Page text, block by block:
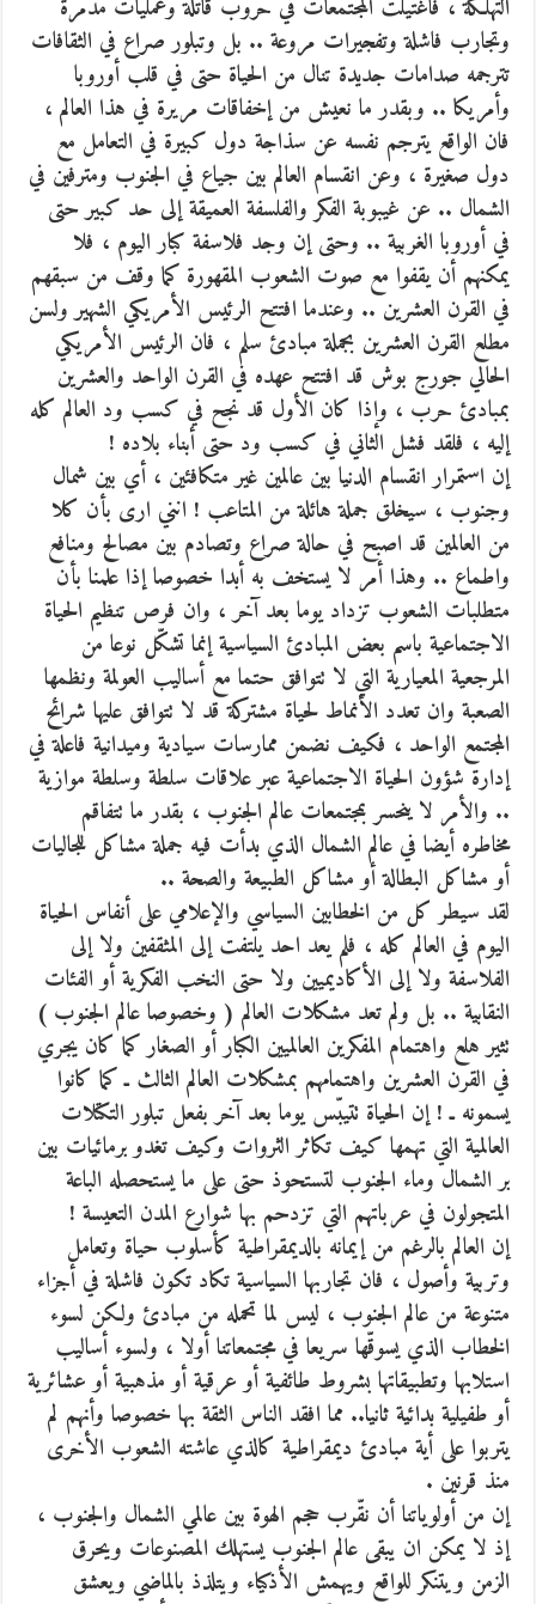
التهلكة ، فاغتيلت المجتمعات في حروب قاتلة وعمليات مدمرة
وتجارب فاشلة وتفجيرات مروعة .. بل وتبلور صراع في الثقافات
تترجمه صدامات جديدة تنال من الحياة حتى في قلب أوروبا
وأمريكا .. وبقدر ما نعيش من إخفاقات مريرة في هذا العالم ،
فان الواقع يترجم نفسه عن سذاجة دول كبيرة في التعامل مع
دول صغيرة ، وعن انقسام العالم بين جياع في الجنوب ومترفين في
الشمال .. عن غيبوبة الفكر والفلسفة العميقة إلى حد كبير حتى
في أوروبا الغربية .. وحتى إن وجد فلاسفة كبار اليوم ، فلا
يمكنهم أن يقفوا مع صوت الشعوب المقهورة كما وقف من سبقهم
في القرن العشرين .. وعندما افتتح الرئيس الأمريكي الشهير ولسن
مطلع القرن العشرين بجملة مبادئ سلم ، فان الرئيس الأمريكي
الحالي جورج بوش قد افتتح عهده في القرن الواحد والعشرين
بمبادئ حرب ، وإذا كان الأول قد نجح في كسب ود العالم كله
إليه ، فلقد فشل الثاني في كسب ود حتى أبناء بلاده !
إن استمرار انقسام الدنيا بين عالمين غير متكافئين ، أي بين شمال
وجنوب ، سيخلق جملة هائلة من المتاعب ! انني ارى بأن كلا
من العالمين قد اصبح في حالة صراع وتصادم بين مصالح ومنافع
واطماع .. وهذا أمر لا يستخف به أبدا خصوصا إذا علمنا بأن
متطلبات الشعوب تزداد يوما بعد آخر ، وان فرص تنظيم الحياة
الاجتماعية باسم بعض المبادئ السياسية إنما تشكّل نوعا من
المرجعية المعيارية التي لا تتوافق حتما مع أساليب العولمة ونظمها
الصعبة وان تعدد الأنماط لحياة مشتركة قد لا تتوافق عليها شرائح
المجتمع الواحد ، فكيف نضمن ممارسات سيادية وميدانية فاعلة في
إدارة شؤون الحياة الاجتماعية عبر علاقات سلطة وسلطة موازية
.. والأمر لا ينحسر بمجتمعات عالم الجنوب ، بقدر ما تتفاقم
مخاطره أيضا في عالم الشمال الذي بدأت فيه جملة مشاكل للجاليات
أو مشاكل البطالة أو مشاكل الطبيعة والصحة ..
لقد سيطر كل من الخطابين السياسي والإعلامي على أنفاس الحياة
اليوم في العالم كله ، فلم يعد احد يلتفت إلى المثقفين ولا إلى
الفلاسفة ولا إلى الأكاديميين ولا حتى النخب الفكرية أو الفئات
النقابية .. بل ولم تعد مشكلات العالم ( وخصوصا عالم الجنوب )
تثير هلع واهتمام المفكرين العالميين الكبار أو الصغار كما كان يجري
في القرن العشرين واهتمامهم بمشكلات العالم الثالث ـ كما كانوا
يسمونه ـ ! إن الحياة تتيبّس يوما بعد آخر بفعل تبلور التكتلات
العالمية التي تهمها كيف تكاثر الثروات وكيف تغدو برمائيات بين
بر الشمال وماء الجنوب لتستحوذ حتى على ما يستحصله الباعة
المتجولون في عرباتهم التي تزدحم بها شوارع المدن التعيسة !
إن العالم بالرغم من إيمانه بالديمقراطية كأسلوب حياة وتعامل
وتربية وأصول ، فان تجاربها السياسية تكاد تكون فاشلة في أجزاء
متنوعة من عالم الجنوب ، ليس لما تحمله من مبادئ ولكن لسوء
الخطاب الذي يسوقّها سريعا في مجتمعاتنا أولا ، ولسوء أساليب
استلابها وتطبيقاتها بشروط طائفية أو عرقية أو مذهبية أو عشائرية
أو طفيلية بدائية ثانيا.. مما افقد الناس الثقة بها خصوصا وأنهم لم
يتربوا على أية مبادئ ديمقراطية كالذي عاشته الشعوب الأخرى
منذ قرنين .
إن من أولوياتنا أن نقّرب حجم الهوة بين عالمي الشمال والجنوب ،
إذ لا يمكن ان يبقى عالم الجنوب يستهلك المصنوعات ويحرق
الزمن ويتنكر للواقع ويهمش الأذكياء ويتلذذ بالماضي ويعشق